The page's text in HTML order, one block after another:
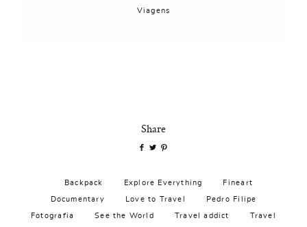
Viagens
Share
Backpack Explore Everything Fineart
Documentary Love to Travel Pedro Filipe
Fotografia See the World Travel addict Travel